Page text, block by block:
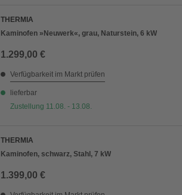
THERMIA
Kaminofen »Neuwerk«, grau, Naturstein, 6 kW
1.299,00 €
Verfügbarkeit im Markt prüfen
lieferbar
Zustellung 11.08. - 13.08.
THERMIA
Kaminofen, schwarz, Stahl, 7 kW
1.399,00 €